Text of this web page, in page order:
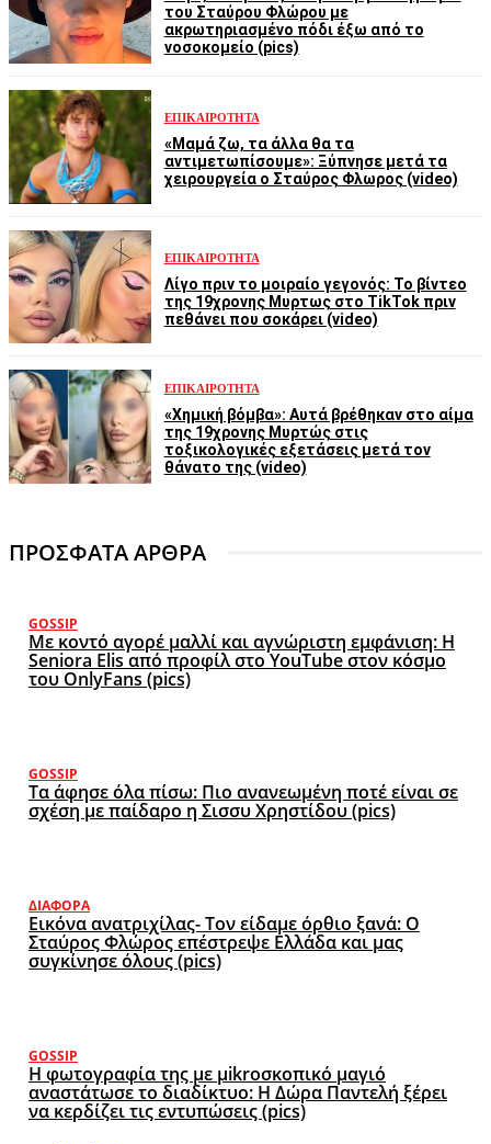
του Σταύρου Φλώρου με
ακρωτηριασμένο πόδι έξω από το
νοσοκομείο (pics)
ΕΠΙΚΑΙΡΌΤΗΤΑ
«Μαμά ζω, τα άλλα θα τα
αντιμετωπίσουμε»: Ξύπνησε μετά τα
χειρουργεία ο Σταύρος Φλωρος (video)
ΕΠΙΚΑΙΡΌΤΗΤΑ
Λίγο πριν το μοιραίο γεγονός: Το βίντεο
της 19χρονης Μυρτως στο TikTok πριν
πεθάνει που σοκάρει (video)
ΕΠΙΚΑΙΡΌΤΗΤΑ
«Χημική βόμβα»: Αυτά βρέθηκαν στο αίμα
της 19χρονης Μυρτώς στις
τοξικολογικές εξετάσεις μετά τον
θάνατο της (video)
ΠΡΟΣΦΑΤΑ ΑΡΘΡΑ
GOSSIP
Με κοντό αγορέ μαλλί και αγνώριστη εμφάνιση: Η
Seniora Elis από προφίλ στο YouTube στον κόσμο
του OnlyFans (pics)
GOSSIP
Τα άφησε όλα πίσω: Πιο ανανεωμένη ποτέ είναι σε
σχέση με παίδαρο η Σισσυ Χρηστίδου (pics)
ΔΙΆΦΟΡΑ
Εικόνα ανατριχίλας- Τον είδαμε όρθιο ξανά: Ο
Σταύρος Φλώρος επέστρεψε Ελλάδα και μας
συγκίνησε όλους (pics)
GOSSIP
Η φωτογραφία της με μikroσκοπικό μαγιό
αναστάτωσε το διαδίκτυο: Η Δώρα Παντελή ξέρει
να κερδίζει τις εντυπώσεις (pics)